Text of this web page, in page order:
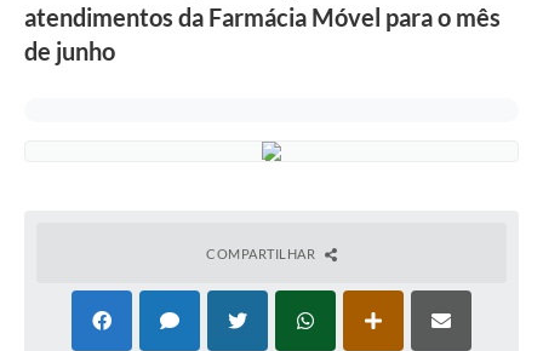
atendimentos da Farmácia Móvel para o mês
de junho
COMPARTILHAR